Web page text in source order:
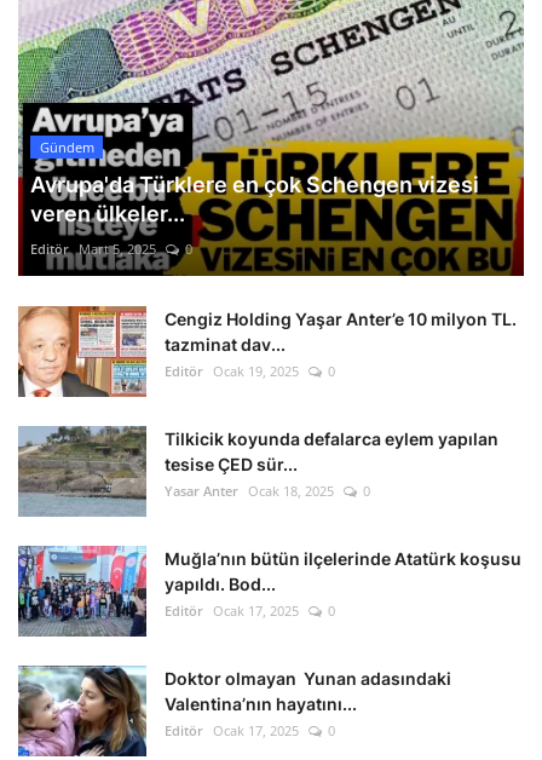
Gündem
Avrupa'da Türklere en çok Schengen vizesi
veren ülkeler...
Editör Mart 5, 2025 0
Cengiz Holding Yaşar Anter’e 10 milyon TL.
tazminat dav...
Editör Ocak 19, 2025 0
Tilkicik koyunda defalarca eylem yapılan
tesise ÇED sür...
Yasar Anter Ocak 18, 2025 0
Muğla’nın bütün ilçelerinde Atatürk koşusu
yapıldı. Bod...
Editör Ocak 17, 2025 0
Doktor olmayan Yunan adasındaki
Valentina’nın hayatını...
Editör Ocak 17, 2025 0